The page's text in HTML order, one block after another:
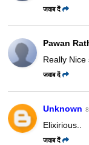
जवाब दें
Pawan
Really Nice
जवाब दें
Unknown
Elixirious..
जवाब दें